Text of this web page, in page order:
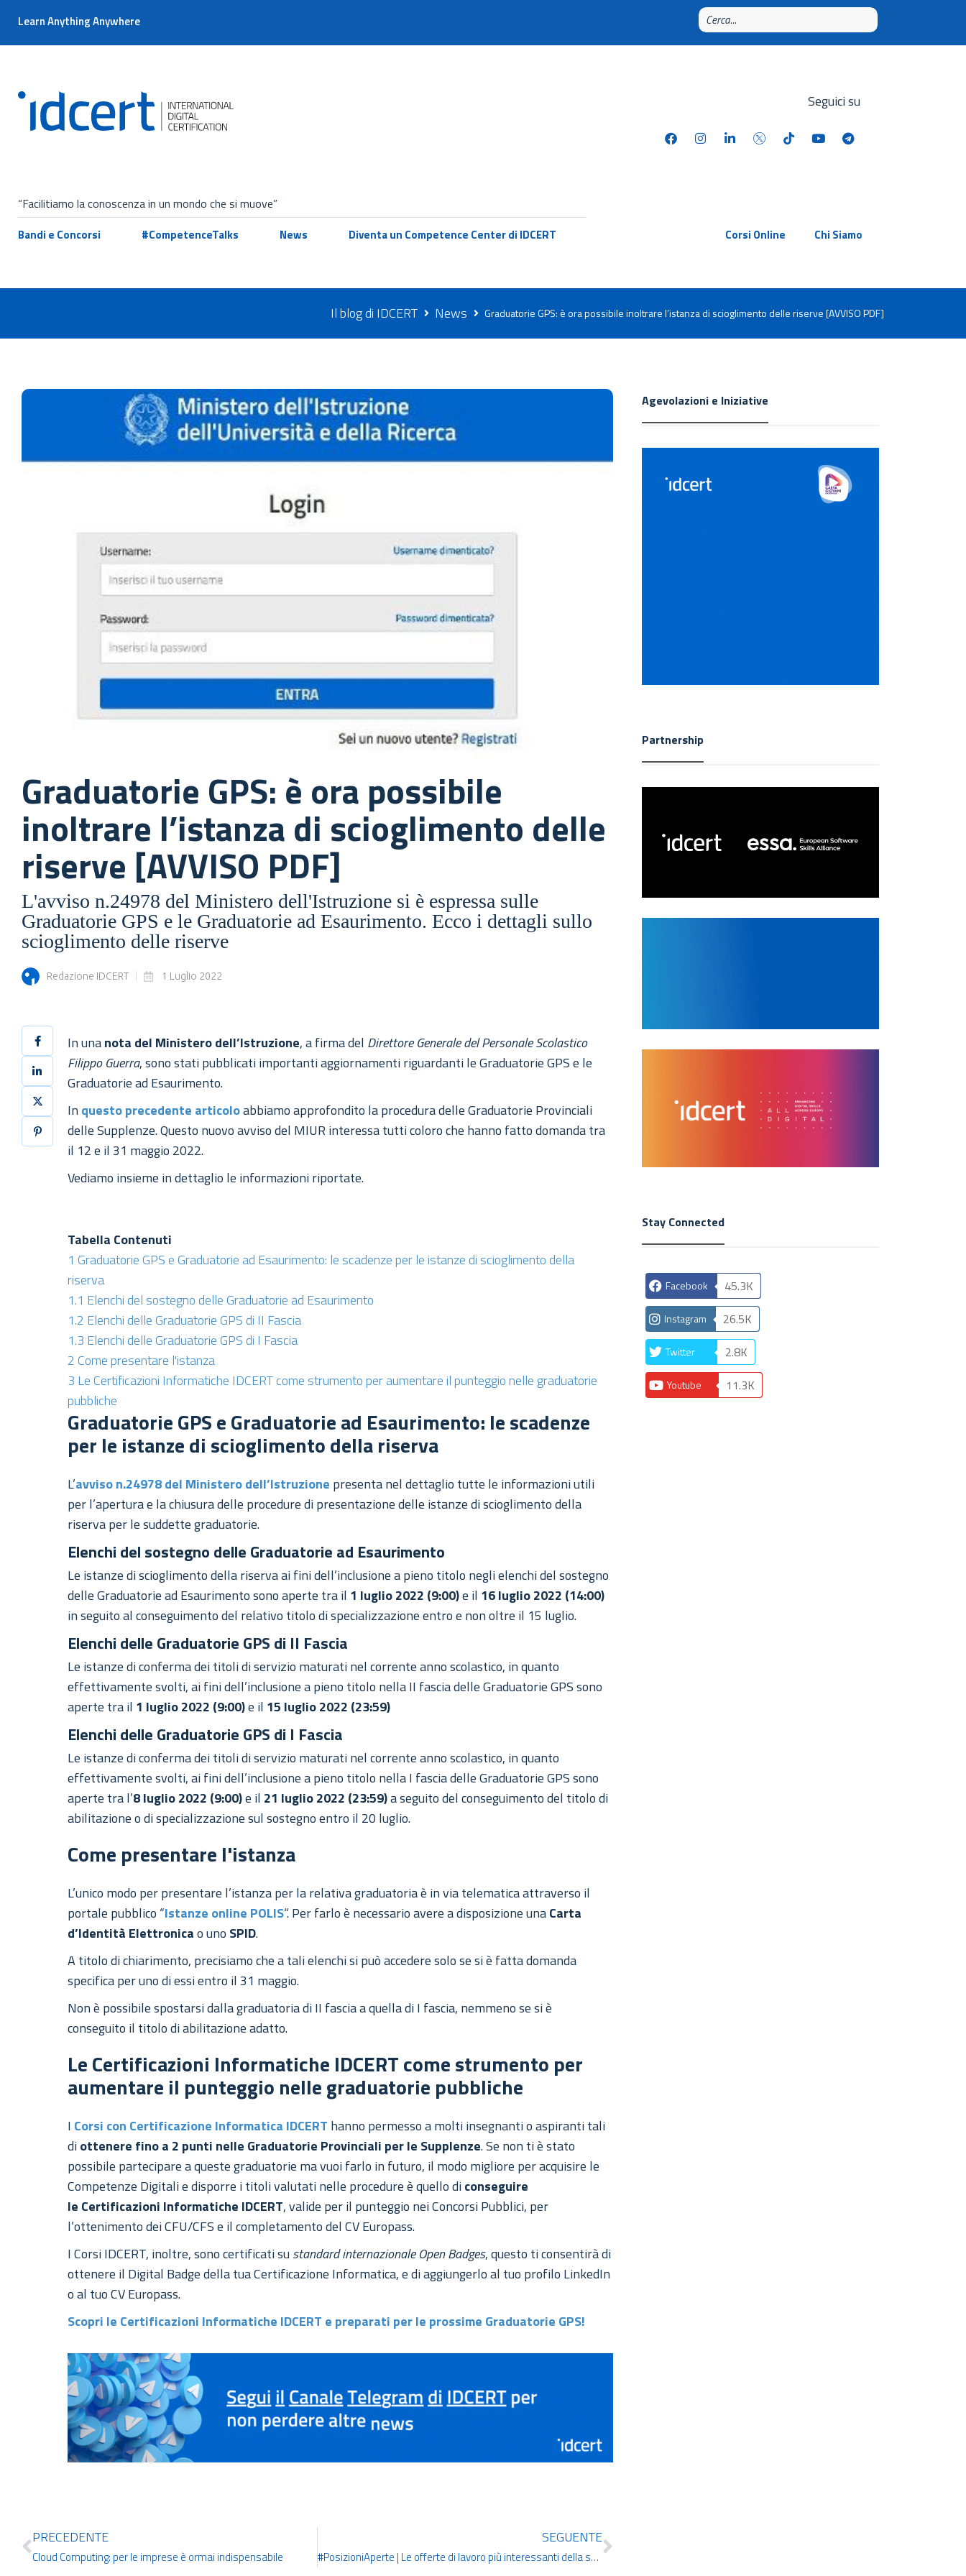
Learn Anything Anywhere
Seguici su
“Facilitiamo la conoscenza in un mondo che si muove”
Bandi e Concorsi #CompetenceTalks News Diventa un Competence Center di IDCERT Corsi Online Chi Siamo
Il blog di IDCERT News Graduatorie GPS: è ora possibile inoltrare l’istanza di scioglimento delle riserve [AVVISO PDF]
Graduatorie GPS: è ora possibile
inoltrare l’istanza di scioglimento delle
riserve [AVVISO PDF]
L'avviso n.24978 del Ministero dell'Istruzione si è espressa sulle
Graduatorie GPS e le Graduatorie ad Esaurimento. Ecco i dettagli sullo
scioglimento delle riserve
Redazione IDCERT 1 Luglio 2022
In unanota del Ministero dell’Istruzione, a firma del Direttore Generale del Personale Scolastico
Filippo Guerra, sono stati pubblicati importanti aggiornamenti riguardanti le Graduatorie GPS e le
Graduatorie ad Esaurimento.
In questo precedente articoloabbiamo approfondito la procedura delle Graduatorie Provinciali
delle Supplenze. Questo nuovo avviso del MIUR interessa tutti coloro che hanno fatto domanda tra
il 12 e il 31 maggio 2022.
Vediamo insieme in dettaglio le informazioni riportate.
Tabella Contenuti
1 Graduatorie GPS e Graduatorie ad Esaurimento: le scadenze per le istanze di scioglimento della
riserva
1.1 Elenchi del sostegno delle Graduatorie ad Esaurimento
1.2 Elenchi delle Graduatorie GPS di II Fascia
1.3 Elenchi delle Graduatorie GPS di I Fascia
2Come presentare l'istanza
3 Le Certificazioni Informatiche IDCERT come strumento per aumentare il punteggio nelle graduatorie
pubbliche
Graduatorie GPS e Graduatorie ad Esaurimento: le scadenze
per le istanze di scioglimento della riserva
L’avviso n.24978 del Ministero dell’Istruzione presenta nel dettaglio tutte le informazioni utili
per l’apertura e la chiusura delle procedure di presentazione delle istanze di scioglimento della
riserva per le suddette graduatorie.
Elenchi del sostegno delle Graduatorie ad Esaurimento
Le istanze di scioglimento della riserva ai fini dell’inclusione a pieno titolo negli elenchi del sostegno
delle Graduatorie ad Esaurimento sono aperte tra il 1 luglio 2022 (9:00)e il 16 luglio 2022 (14:00)
in seguito al conseguimento del relativo titolo di specializzazione entro e non oltre il 15 luglio.
Elenchi delle Graduatorie GPS di II Fascia
Le istanze di conferma dei titoli di servizio maturati nel corrente anno scolastico, in quanto
effettivamente svolti, ai fini dell’inclusione a pieno titolo nella II fascia delle Graduatorie GPS sono
aperte tra il 1 luglio 2022 (9:00)e il 15 luglio 2022 (23:59)
Elenchi delle Graduatorie GPS di I Fascia
Le istanze di conferma dei titoli di servizio maturati nel corrente anno scolastico, in quanto
effettivamente svolti, ai fini dell’inclusione a pieno titolo nella I fascia delle Graduatorie GPS sono
aperte tra l’8 luglio 2022 (9:00)e il 21 luglio 2022 (23:59)a seguito del conseguimento del titolo di
abilitazione o di specializzazione sul sostegno entro il 20 luglio.
Come presentare l'istanza
L’unico modo per presentare l’istanza per la relativa graduatoria è in via telematica attraverso il
portale pubblico “Istanze online POLIS“. Per farlo è necessario avere a disposizione unaCarta
d’Identità Elettronicao uno SPID.
A titolo di chiarimento, precisiamo che a tali elenchi si può accedere solo se si è fatta domanda
specifica per uno di essi entro il 31 maggio.
Non è possibile spostarsi dalla graduatoria di II fascia a quella di I fascia, nemmeno se si è
conseguito il titolo di abilitazione adatto.
Le Certificazioni Informatiche IDCERT come strumento per
aumentare il punteggio nelle graduatorie pubbliche
I Corsi con Certificazione Informatica IDCERT hanno permesso a molti insegnanti o aspiranti tali
diottenere fino a 2 punti nelle Graduatorie Provinciali per le Supplenze. Se non ti è stato
possibile partecipare a queste graduatorie ma vuoi farlo in futuro, il modo migliore per acquisire le
Competenze Digitali e disporre i titoli valutati nelle procedure è quello diconseguire
le Certificazioni Informatiche IDCERT, valide per il punteggio nei Concorsi Pubblici, per
l’ottenimento dei CFU/CFS e il completamento del CV Europass.
I Corsi IDCERT, inoltre, sono certificati su standard internazionale Open Badges, questo ti consentirà di
ottenere il Digital Badge della tua Certificazione Informatica, e di aggiungerlo al tuo profilo LinkedIn
o al tuo CV Europass.
Scopri le Certificazioni Informatiche IDCERT e preparati per le prossime Graduatorie GPS!
PRECEDENTE
Cloud Computing: per le imprese è ormai indispensabile
SEGUENTE
#PosizioniAperte | Le offerte di lavoro più interessanti della settimana
Agevolazioni e Iniziative
Partnership
Stay Connected
Facebook 45.3K
Instagram 26.5K
Twitter 2.8K
Youtube 11.3K